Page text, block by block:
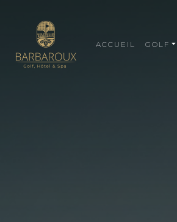
ACCUEIL GOLF